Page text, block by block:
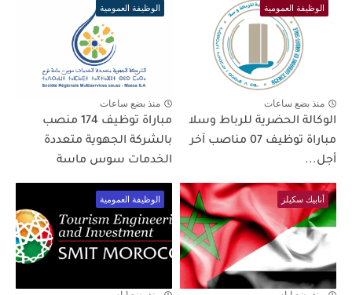
الوظيفة العمومية
منذ بضع ساعات
الوكالة الحضرية للرباط وسلا
مباراة توظيف 07 مناصب آخر
أجل...
الوظيفة العمومية
منذ بضع ساعات
مباراة توظيف 174 منصب
بالشركة الجهوية متعددة
الخدمات سوس ماسة
أنابيك سكيلز الوظيفة العمومية